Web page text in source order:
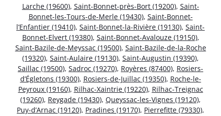
Larche (19600), Saint-Bonnet-près-Bort (19200), Saint-
Bonnet-les-Tours-de-Merle (19430), Saint-Bonnet-
l’Enfantier (19410), Saint-Bonnet-la-Rivière (19130), Saint-
Bonnet-Elvert (19380), Saint-Bonnet-Avalouze (19150),
Saint-Bazile-de-Meyssac (19500), Saint-Bazile-de-la-Roche
(19320), Saint-Aulaire (19130), Saint-Augustin (19390),
Saillac (19500), Sadroc (19270), Royères (87400), Rosiers-
d’Égletons (19300), Rosiers-de-Juillac (19350), Roche-le-
Peyroux (19160), Rilhac-Xaintrie (19220), Rilhac-Treignac
(19260), Reygade (19430), Queyssac-les-Vignes (19120),
Puy-d’Arnac (19120), Pradines (19170), Pierrefitte (79330),